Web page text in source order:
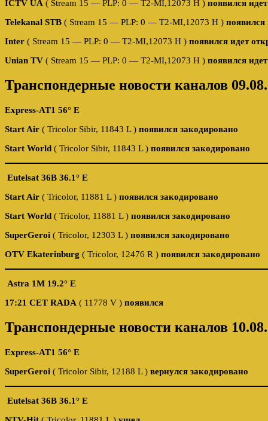
ICTV UA ( Stream 15 — PLP: 0 — T2-MI,12073 H ) появился
Telekanal STB ( Stream 15 — PLP: 0 — T2-MI,12073 H ) появился
Inter ( Stream 15 — PLP: 0 — T2-MI,12073 H ) появился идет
Unian TV ( Stream 15 — PLP: 0 — T2-MI,12073 H ) появился
Транспондерные новости каналов
Express-AT1 56° E
Start Air ( Tricolor Sibir, 11843 L ) появился закодировано
Start World ( Tricolor Sibir, 11843 L ) появился закодировано
Eutelsat 36B 36.1° E
Start Air ( Tricolor, 11881 L ) появился закодировано
Start World ( Tricolor, 11881 L ) появился закодировано
SuperGeroi ( Tricolor, 12303 L ) появился закодировано
OTV Ekaterinburg ( Tricolor, 12476 R ) появился закодировано
Astra 1M 19.2° E
17:21 CET RADA ( 11778 V ) появился
Транспондерные новости каналов
Express-AT1 56° E
SuperGeroi ( Tricolor Sibir, 12188 L ) вернулся закодировано
Eutelsat 36B 36.1° E